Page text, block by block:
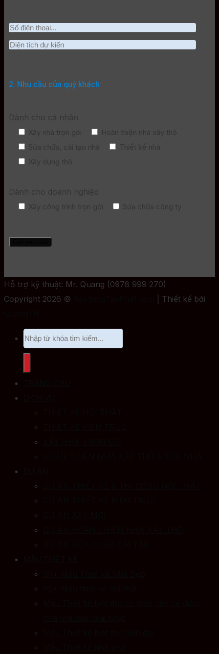
2. Nhu cầu của quý khách
Dành cho cá nhân
Xây nhà trọn gói
Hoàn thiện nhà xây thô
Sửa chữa, cải tạo nhà
Thiết kế nhà
Xây dựng thô
Dành cho doanh nghiệp
Xây công trình trọn gói Sửa chữa công ty
Hỗ trợ kỹ thuật: Mr. Quang (0978 999 270)
Copyright 2026 ©
| Thiết kế bởi